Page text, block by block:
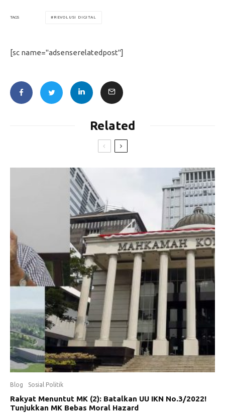
TAGS REVOLUSI DIGITAL
[sc name="adsenserelatedpost"]
Related
Blog Sosial Politik
Rakyat Menuntut MK (2): Batalkan UU IKN No.3/2022!
Tunjukkan MK Bebas Moral Hazard